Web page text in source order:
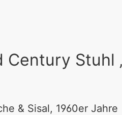
Stuhl
& Sisal, 1960er Jahre